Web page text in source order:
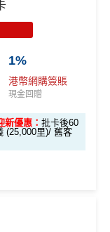
)：指定商戶
簽賬回贈
5%現金回贈
親友或繳交日常
再延長到2026
幾多次HK$500
喺SC Mobile A
hsbc-vs-form
🎯38新會員額外
回贈！詳情MrMil
1%
港幣網購簽賬
現金回贈
新優惠： 批卡後60
(25,000里)/ 舊客
食簽賬及網上